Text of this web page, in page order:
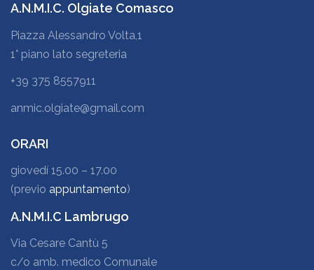
A.N.M.I.C. Olgiate Comasco
Piazza Alessandro Volta,1
1° piano lato segreteria
+39 375 8557911
anmic.olgiate@gmail.com
ORARI
giovedí 15.00 – 17.00
(previo appuntamento)
A.N.M.I.C Lambrugo
Via Cesare Cantù 5
c/o amb. medico Comunale